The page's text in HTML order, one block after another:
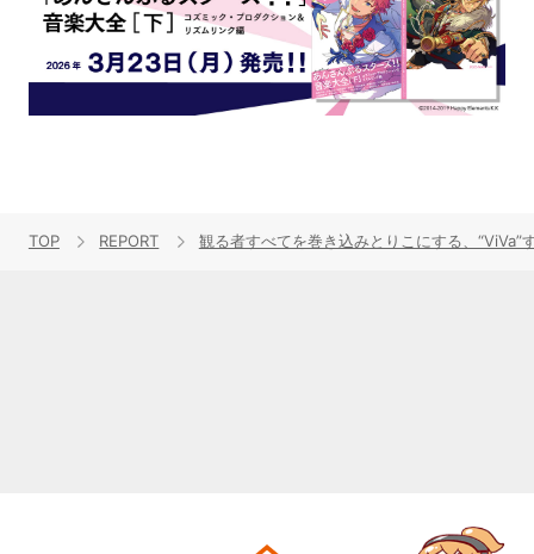
TOP REPORT 観る者すべてを巻き込みとりこにする、